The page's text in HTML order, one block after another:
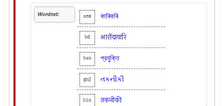
Wordnet: asm কাৰিকৰি
bd आरोंदायारि
ben প্রযুক্তি
guj તકનીકી
hin तकनीकी